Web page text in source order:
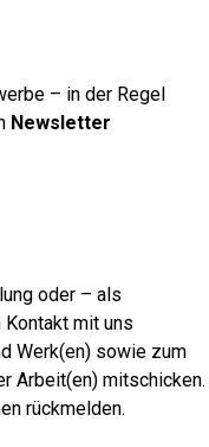
– in der Regel
Newsletter
oder – als
mit uns
Werk(en) sowie zum
Arbeit(en) mitschicken.
rückmelden.